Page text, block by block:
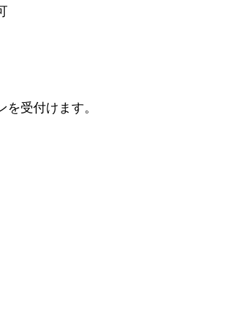
受付けます。